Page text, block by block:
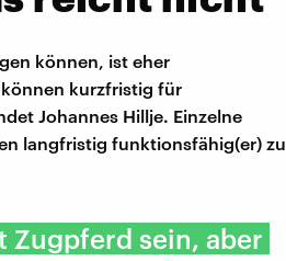
können, ist eher
kurzfristig für
Johannes Hillje. Einzelne
langfristig funktionsfähig(er) zu
Zugpferd sein, aber